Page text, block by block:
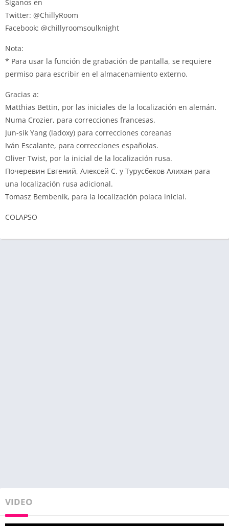
Síganos en
Twitter: @ChillyRoom
Facebook: @chillyroomsoulknight
Nota:
* Para usar la función de grabación de pantalla, se requiere
permiso para escribir en el almacenamiento externo.
Gracias a:
Matthias Bettin, por las iniciales de la localización en alemán.
Numa Crozier, para correcciones francesas.
Jun-sik Yang (ladoxy) para correcciones coreanas
Iván Escalante, para correcciones españolas.
Oliver Twist, por la inicial de la localización rusa.
Почеревин Евгений, Алексей С. y Турусбеков Алихан para
una localización rusa adicional.
Tomasz Bembenik, para la localización polaca inicial.
COLAPSO
VIDEO